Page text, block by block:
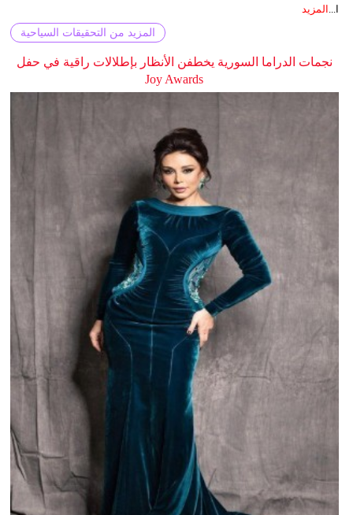
ا... المزيد
المزيد من التحقيقات السياحية
نجمات الدراما السورية يخطفن الأنظار بإطلالات راقية في حفل
Joy Awards